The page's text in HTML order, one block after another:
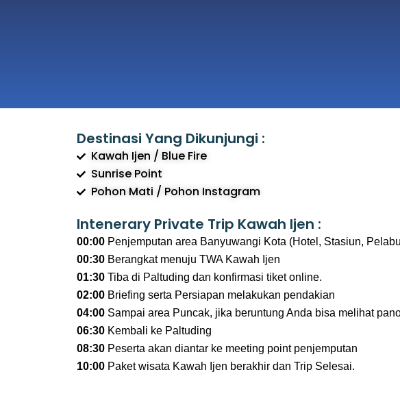
Destinasi Yang Dikunjungi :
Kawah Ijen / Blue Fire
Sunrise Point
Pohon Mati / Pohon Instagram
Intenerary Private Trip Kawah Ijen :
00:00 Penjemputan area Banyuwangi Kota (Hotel, Stasiun,
00:30 Berangkat menuju TWA Kawah Ijen
01:30 Tiba di Paltuding dan konfirmasi tiket online.
02:00 Briefing serta Persiapan melakukan pendakian
04:00 Sampai area Puncak, jika beruntung Anda bisa melihat
06:30 Kembali ke Paltuding
08:30 Peserta akan diantar ke meeting point penjemputan
10:00 Paket wisata Kawah Ijen berakhir dan Trip Selesai.